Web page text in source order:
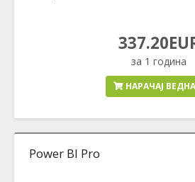
за 1 година
НАРАЧАЈ
Power BI Pro